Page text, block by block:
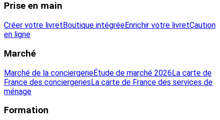
Prise en main
Créer votre livretBoutique intégréeEnrichir votre livretCaution
en ligne
Marché
Marché de la conciergerieÉtude de marché 2026La carte de
France des conciergeriesLa carte de France des services de
ménage
Formation